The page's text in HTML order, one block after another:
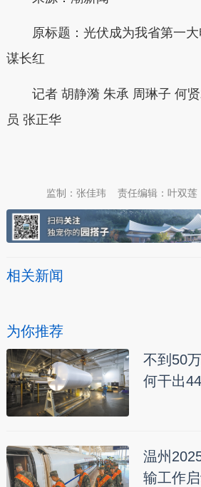
原标题： 光伏成为我省第一
谋长红
记者 胡静漪 朱承 周琳子 何
员 张正华
责任编辑：叶双莲
监制：张佳玮
相关新闻
为你推荐
不到50
何干出
温州
输工作